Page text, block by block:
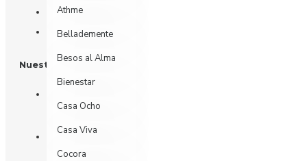
Athme
Bellademente
Besos al Alma
Bienestar
Casa Ocho
Casa Viva
Cocora
Mi Cuenta
Historial de Pedidos
Nuestras Redes